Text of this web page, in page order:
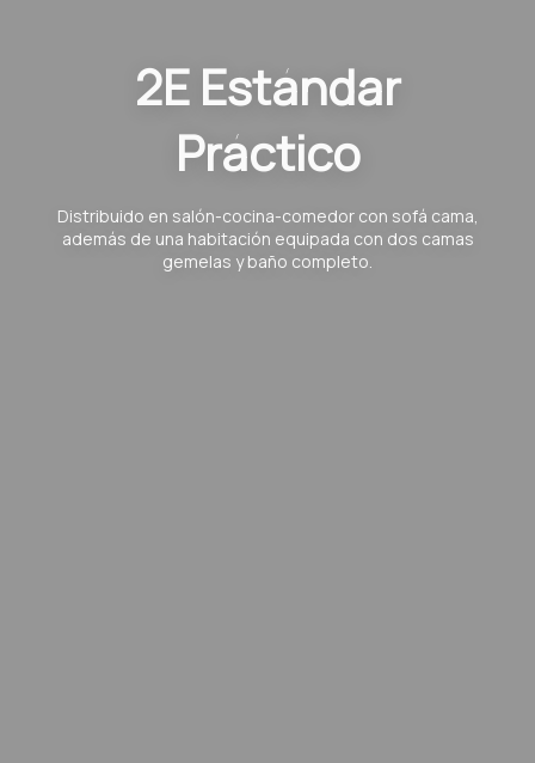
2E Estándar
Práctico
Distribuido en salón-cocina-comedor con sofá cama,
además de una habitación equipada con dos camas
gemelas y baño completo.